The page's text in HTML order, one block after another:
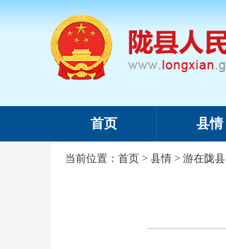
首页 县情
当前位置： 首页 > 县情 > 游在陇县